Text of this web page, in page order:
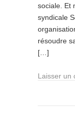
sociale. Et
syndicale
résoudre
[…]
Laisser un